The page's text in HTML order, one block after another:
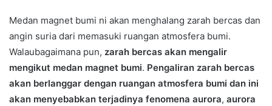
Medan magnet bumi ni akan menghalang zarah bercas dan
angin suria dari memasuki ruangan atmosfera bumi.
Walaubagaimana pun, zarah bercas akan mengalir
mengikut medan magnet bumi. Pengaliran zarah bercas
akan berlanggar dengan ruangan atmosfera bumi dan ini
akan menyebabkan terjadinya fenomena aurora, aurora